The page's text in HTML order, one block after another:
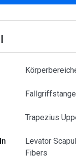
Trapezius
Levator
Fibers